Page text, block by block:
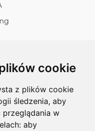
cookie
z plików cookie
śledzenia, aby
w
aby